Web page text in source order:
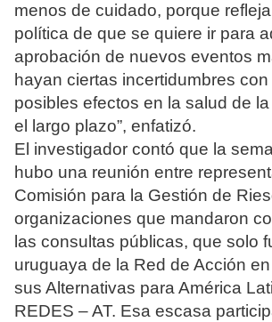
menos de cuidado, porque
política de que se quiere ir para
aprobación de nuevos eventos
hayan ciertas incertidumbres
posibles efectos en la salud de
el largo plazo”, enfatizó.
El investigador contó que la
hubo una reunión entre
Comisión para la Gestión de
organizaciones que mandaron
las consultas públicas, que solo
uruguaya de la Red de Acción
sus Alternativas para América
REDES – AT. Esa escasa